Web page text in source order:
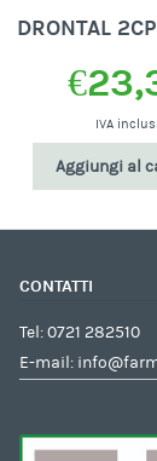
DRONTAL
€
IVA
Aggiungi al
CONTATTI
Tel:0721 282510
E-mail: